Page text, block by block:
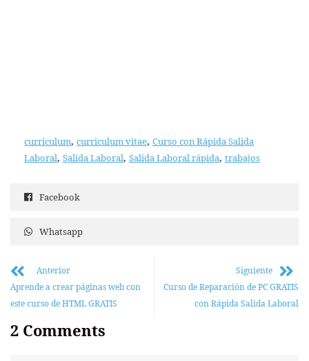
curriculum, curriculum vitae, Curso con Rápida Salida
Laboral, Salida Laboral, Salida Laboral rápida, trabajos
Facebook
Whatsapp
Anterior
Aprende a crear páginas web con
este curso de HTML GRATIS
Siguiente
Curso de Reparación de PC GRATIS
con Rápida Salida Laboral
2 Comments